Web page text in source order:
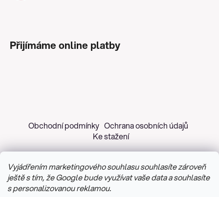
Vyjádřením marketingového souhlasu souhlasíte zároveň
ještě s tím, že Google bude využívat vaše data a souhlasíte
s personalizovanou reklamou.
Přijímáme online platby
Obchodní podmínky Ochrana osobních údajů
Ke stažení